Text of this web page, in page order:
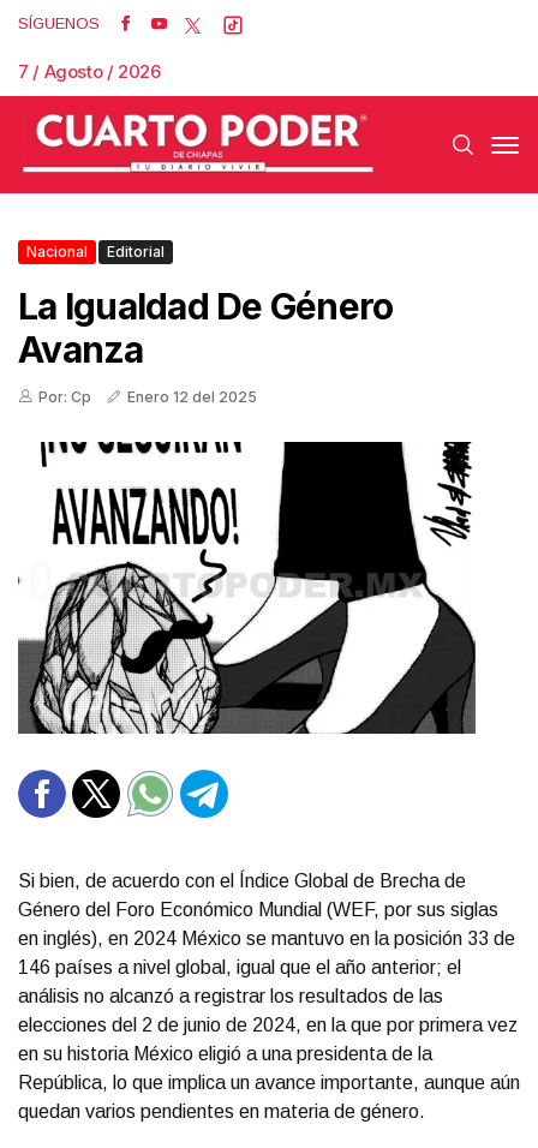
SÍGUENOS
7 / Agosto / 2026
Nacional Editorial
La Igualdad De Género
Avanza
Por: Cp Enero 12 del 2025
Si bien, de acuerdo con el Índice Global de Brecha de
Género del Foro Económico Mundial (WEF, por sus siglas
en inglés), en 2024 México se mantuvo en la posición 33 de
146 países a nivel global, igual que el año anterior; el
análisis no alcanzó a registrar los resultados de las
elecciones del 2 de junio de 2024, en la que por primera vez
en su historia México eligió a una presidenta de la
República, lo que implica un avance importante, aunque aún
quedan varios pendientes en materia de género.